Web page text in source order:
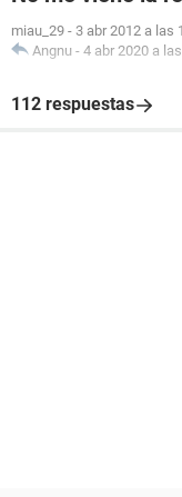
miau_29 - 3 abr 2012 a las
Angnu - 4 abr 2020 a
112 respuestas